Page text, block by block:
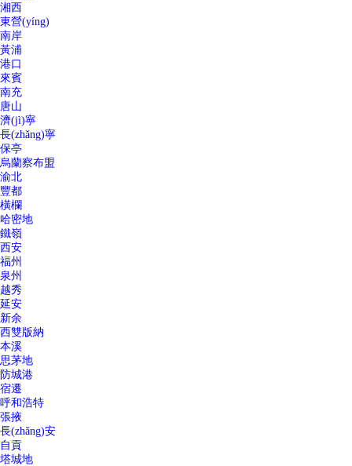
湘西
東營(yíng)
南岸
黃浦
港口
來賓
南充
唐山
濟(jì)寧
長(zhǎng)寧
保亭
烏蘭察布盟
渝北
豐都
橫欄
哈密地
鐵嶺
西安
福州
泉州
越秀
延安
新余
西雙版納
本溪
思茅地
防城港
宿遷
呼和浩特
張掖
長(zhǎng)安
自貢
塔城地